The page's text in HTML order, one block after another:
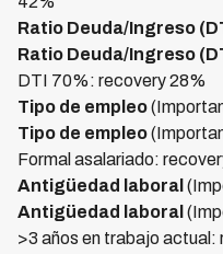
Ratio Deuda/Ingreso
Ratio Deuda/Ingreso
DTI 70%: recovery 28%
Tipo de empleo
Tipo de empleo
Formal asalariado:
Antigüedad laboral
Antigüedad laboral
>3 años en trabajo actual: